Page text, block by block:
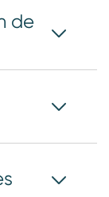
de